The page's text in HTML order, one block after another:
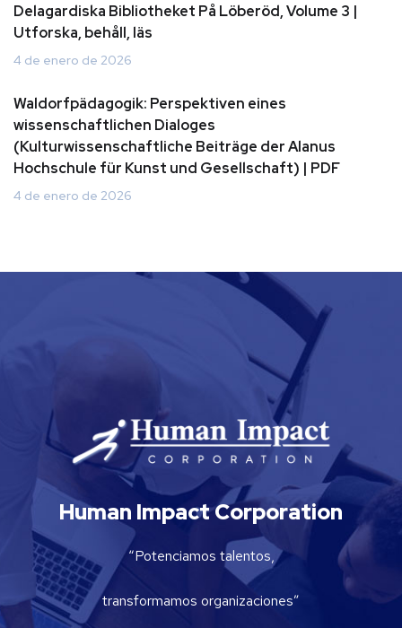
Delagardiska Bibliotheket På Löberöd, Volume 3 |
Utforska, behåll, läs
4 de enero de 2026
Waldorfpädagogik: Perspektiven eines
wissenschaftlichen Dialoges
(Kulturwissenschaftliche Beiträge der Alanus
Hochschule für Kunst und Gesellschaft) | PDF
4 de enero de 2026
Human Impact Corporation
“Potenciamos talentos,
transformamos organizaciones”